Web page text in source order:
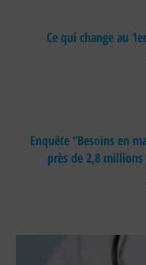
Ce qui change au
Enquête ‘’Besoins en
près de 2,8 millions